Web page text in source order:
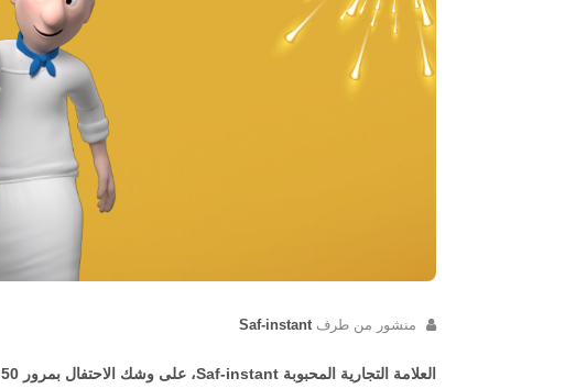
منشور من طرف Saf-instant
العلامة التجارية المحبوبة Saf-instant، على وشك الاحتفال بمرور 50 عامًا رائعاً في صناعة الخبز في عام 2023.